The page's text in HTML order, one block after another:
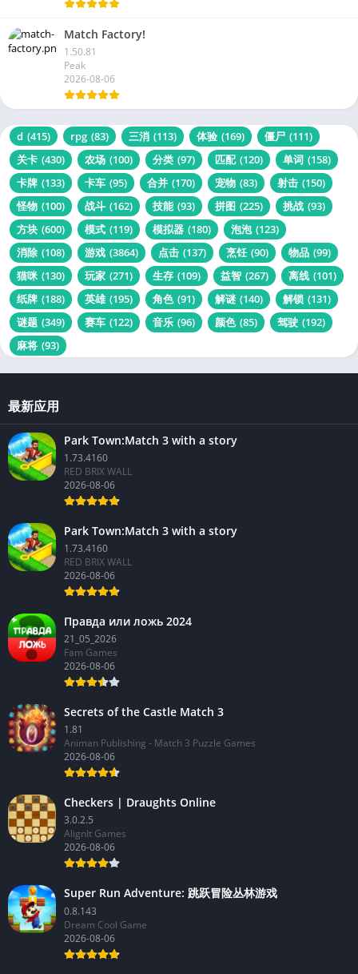
Match Factory!
1.50.81
Peak
2026-08-06
d (415) rpg (83) 三消 (113) 体验 (169) 僵尸 (111)
关卡 (430) 农场 (100) 分类 (97) 匹配 (120) 单词 (158)
卡牌 (133) 卡车 (95) 合并 (170) 宠物 (83) 射击 (150)
怪物 (100) 战斗 (162) 技能 (93) 拼图 (225) 挑战 (93)
方块 (600) 模式 (119) 模拟器 (180) 泡泡 (123)
消除 (108) 游戏 (3864) 点击 (137) 烹饪 (90) 物品 (99)
猫咪 (130) 玩家 (271) 生存 (109) 益智 (267) 离线 (101)
纸牌 (188) 英雄 (195) 角色 (91) 解谜 (140) 解锁 (131)
谜题 (349) 赛车 (122) 音乐 (96) 颜色 (85) 驾驶 (192)
麻将 (93)
最新应用
Park Town:Match 3 with a story
1.73.4160
RED BRIX WALL
2026-08-06
Park Town:Match 3 with a story
1.73.4160
RED BRIX WALL
2026-08-06
Правда или ложь 2024
21_05_2026
Fam Games
2026-08-06
Secrets of the Castle Match 3
1.81
Animan Publishing - Match 3 Puzzle Games
2026-08-06
Checkers | Draughts Online
3.0.2.5
AlignIt Games
2026-08-06
Super Run Adventure: 跳跃冒险丛林游戏
0.8.143
Dream Cool Game
2026-08-06